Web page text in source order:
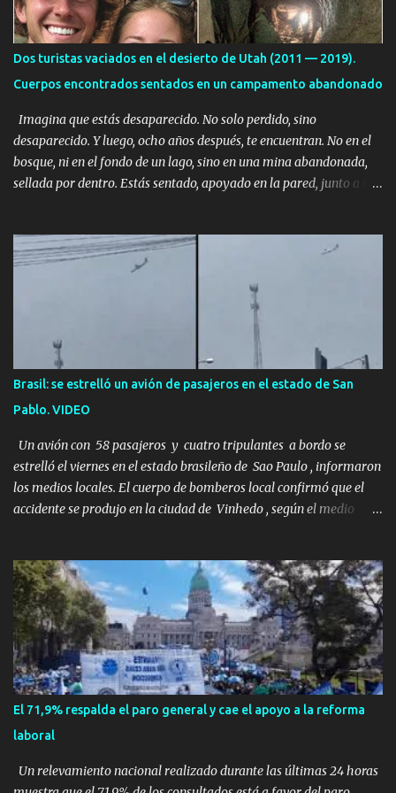
Dos turistas vaciados en el desierto de Utah (2011 — 2019).
Cuerpos encontrados sentados en un campamento abandonado
Imagina que estás desaparecido. No solo perdido, sino
desaparecido. Y luego, ocho años después, te encuentran. No en el
bosque, ni en el fondo de un lago, sino en una mina abandonada,
sellada por dentro. Estás sentado, apoyado en la pared, junto a tu
una historia de monstruos de película. Esta es la historia real de
Sarah y Andrew. Es la historia de cómo un viaje de tres días al
desierto se convirtió en un misterio de ocho años, cuya respuesta
resultó ser más aterradora de lo que nadie podría haber
una pareja normal de Colorado. Ella tenía 26 años. Él, 28. No eran
aficionados a los deportes extremos ni expertos en supervivencia.
Eran simplemente dos personas que se amaban y querían pasar
un fin de semana lejos de la ciudad. Su plan era de lo más sencillo.
Tomar su viejo pero confiable auto, con...
Brasil: se estrelló un avión de pasajeros en el estado de San
Pablo. VIDEO
Un avión con 58 pasajeros y cuatro tripulantes a bordo se
estrelló el viernes en el estado brasileño de Sao Paulo , informaron
los medios locales. El cuerpo de bomberos local confirmó que el
accidente se produjo en la ciudad de Vinhedo , según el medio
una gran zona en llamas y humo saliendo de un aparente fuselaje
del avión. Otras imágenes de GloboNews mostraban un avión que
descendía verticalmente en espiral mientras que un usuario
compartió las llamas y la densa humareda negra que salían de la
nave, que se había estrellado a metros de su casa, entre los
árboles. Según confirmó la aerolínea, Voepass Linhas Aéreas, se
trataba de un avión turbohélice modelo ATR-72 que cubría la ruta
Cascavel - Guarulhos. Este modelo tiene capacidad para
transportar a 68 pasajeros. La primera llamad...
El 71,9% respalda el paro general y cae el apoyo a la reforma
laboral
Un relevamiento nacional realizado durante las últimas 24 horas